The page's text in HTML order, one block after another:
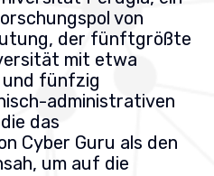
von
der fünftgrößte
mit etwa
fünfzig
administrativen
das
Cyber Guru als den
um auf die